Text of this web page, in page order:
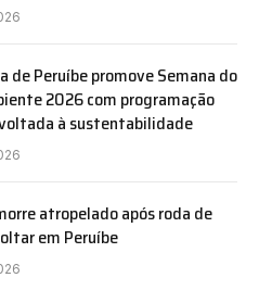
de Peruíbe promove Semana do
2026 com programação
à sustentabilidade
atropelado após roda de
em Peruíbe